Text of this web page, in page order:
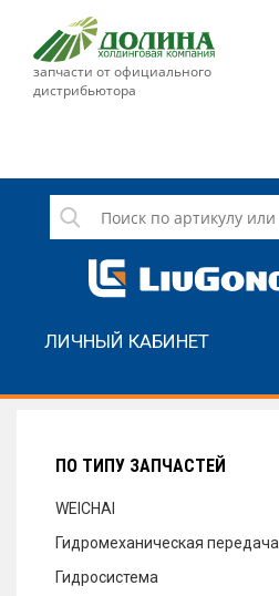
запчасти от официального
дистрибьютора
СЕРВИС
НОВОСТИ
ЛИЧНЫЙ КАБИНЕТ
ПО ТИПУ ЗАПЧАСТЕЙ
WEICHAI
Гидромеханическая передача
Гидросистема